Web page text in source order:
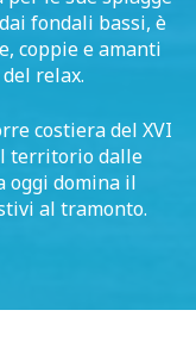
fondali bassi, è
coppie e amanti
relax.
costiera del XVI
territorio dalle
oggi domina il
al tramonto.